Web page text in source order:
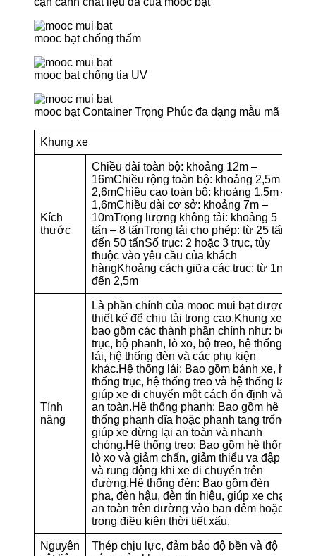
mooc bạt chống thấm
mooc bạt chống tia UV
mooc bạt Container Trọng Phúc đa dạng mẫu mã
Khung xe
Kích
thước
Chiều dài toàn bộ: khoảng 12m –
16mChiều rộng toàn bộ: khoảng 2,5m –
2,6mChiều cao toàn bộ: khoảng 1,5m –
1,6mChiều dài cơ sở: khoảng 7m –
10mTrọng lượng không tải: khoảng 5
tấn – 8 tấnTrọng tải cho phép: từ 25 tấn
đến 50 tấnSố trục: 2 hoặc 3 trục, tùy
thuộc vào yêu cầu của khách
hàngKhoảng cách giữa các trục: từ 1m
đến 2,5m
Tính
năng
Là phần chính của mooc mui bạt được
thiết kế để chịu tải trọng cao.Khung xe
bao gồm các thành phần chính như: bộ
trục, bộ phanh, lò xo, bộ treo, hệ thống
lái, hệ thống đèn và các phụ kiện
khác.Hệ thống lái: Bao gồm bánh xe, hệ
thống trục, hệ thống treo và hệ thống lái,
giúp xe di chuyển một cách ổn định và
an toàn.Hệ thống phanh: Bao gồm hệ
thống phanh đĩa hoặc phanh tang trống,
giúp xe dừng lại an toàn và nhanh
chóng.Hệ thống treo: Bao gồm hệ thống
lò xo và giảm chấn, giảm thiểu va đập
và rung động khi xe di chuyển trên
đường.Hệ thống đèn: Bao gồm đèn
pha, đèn hậu, đèn tín hiệu, giúp xe chạy
an toàn trên đường vào ban đêm hoặc
trong điều kiện thời tiết xấu.
Nguyên
Thép chịu lực, đảm bảo độ bền và độ